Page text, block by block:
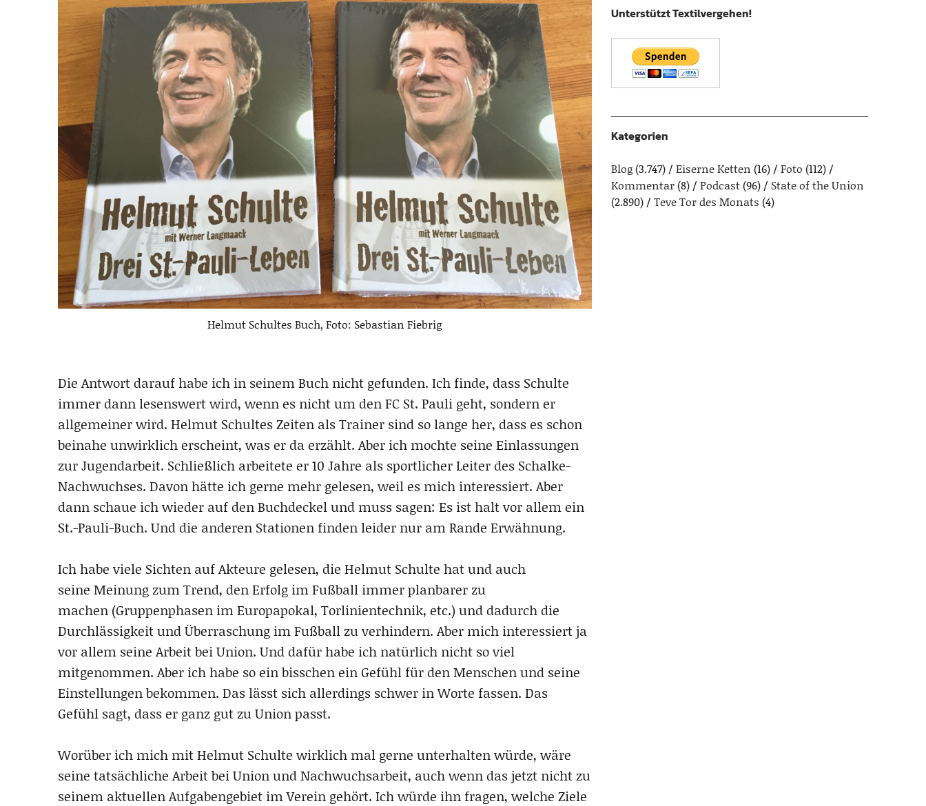
Helmut Schultes Buch, Foto: Sebastian Fiebrig
Die Antwort darauf habe ich in seinem Buch nicht gefunden. Ich finde, dass Schulte
immer dann lesenswert wird, wenn es nicht um den FC St. Pauli geht, sondern er
allgemeiner wird. Helmut Schultes Zeiten als Trainer sind so lange her, dass es schon
beinahe unwirklich erscheint, was er da erzählt. Aber ich mochte seine Einlassungen
zur Jugendarbeit. Schließlich arbeitete er 10 Jahre als sportlicher Leiter des Schalke-
Nachwuchses. Davon hätte ich gerne mehr gelesen, weil es mich interessiert. Aber
dann schaue ich wieder auf den Buchdeckel und muss sagen: Es ist halt vor allem ein
St.-Pauli-Buch. Und die anderen Stationen finden leider nur am Rande Erwähnung.
Ich habe viele Sichten auf Akteure gelesen, die Helmut Schulte hat und auch
seine Meinung zum Trend, den Erfolg im Fußball immer planbarer zu
machen (Gruppenphasen im Europapokal, Torlinientechnik, etc.) und dadurch die
Durchlässigkeit und Überraschung im Fußball zu verhindern. Aber mich interessiert ja
vor allem seine Arbeit bei Union. Und dafür habe ich natürlich nicht so viel
mitgenommen. Aber ich habe so ein bisschen ein Gefühl für den Menschen und seine
Einstellungen bekommen. Das lässt sich allerdings schwer in Worte fassen. Das
Gefühl sagt, dass er ganz gut zu Union passt.
Worüber ich mich mit Helmut Schulte wirklich mal gerne unterhalten würde, wäre
seine tatsächliche Arbeit bei Union und Nachwuchsarbeit, auch wenn das jetzt nicht zu
seinem aktuellen Aufgabengebiet im Verein gehört. Ich würde ihn fragen, welche Ziele
Unterstützt Textilvergehen!
Kategorien
Blog(3.747) Eiserne Ketten (16) Foto (112)
Kommentar(8) Podcast(96)
State of the Union
(2.890)
Teve Tor des Monats (4)